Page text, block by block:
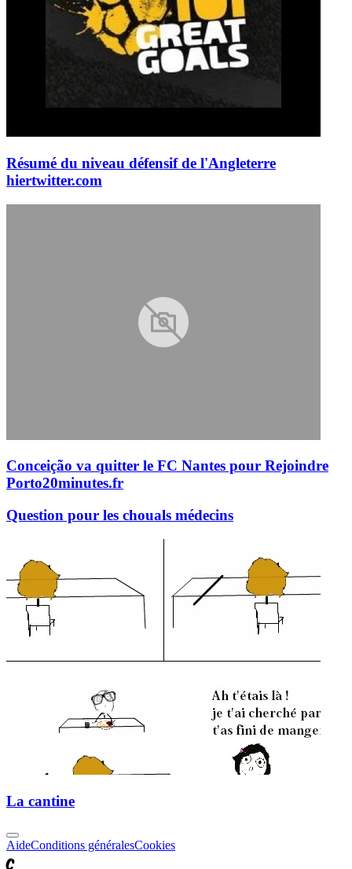
Résumé du niveau défensif de l'Angleterre
hiertwitter.com
Conceição va quitter le FC Nantes pour Rejoindre
Porto20minutes.fr
Question pour les chouals médecins
La cantine
AideConditions généralesCookies
C